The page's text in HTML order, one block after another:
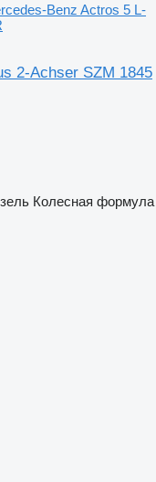
Benz Actros 5 L-
2-Achser SZM 1845
Колесная формула